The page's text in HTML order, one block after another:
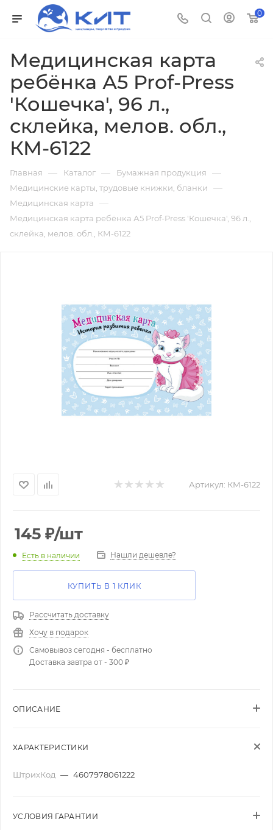
0
Медицинская карта
ребёнка А5 Prof-Press
'Кошечка', 96 л.,
склейка, мелов. обл.,
КМ-6122
Главная — Каталог — Бумажная продукция —
Медицинские карты, трудовые книжки, бланки —
Медицинская карта —
Медицинская карта ребёнка А5 Prof-Press 'Кошечка', 96 л.,
склейка, мелов. обл., КМ-6122
Артикул: КМ-6122
145 ₽/шт
Есть в наличии Нашли дешевле?
КУПИТЬ В 1 КЛИК
Рассчитать доставку
Хочу в подарок
Самовывоз сегодня - бесплатно
Доставка завтра от - 300 ₽
ОПИСАНИЕ
ХАРАКТЕРИСТИКИ
ШтрихКод — 4607978061222
УСЛОВИЯ ГАРАНТИИ